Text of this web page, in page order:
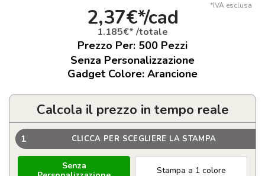
*IVA esclusa
2,37€*/cad
1.185€* /totale
Prezzo Per: 500 Pezzi
Senza Personalizzazione
Gadget Colore: Arancione
Calcola il prezzo in tempo reale
1 CLICCA PER SCEGLIERE LA STAMPA
Senza
Stampa a 1 colore